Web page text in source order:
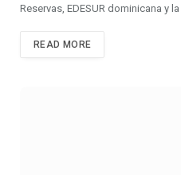
Reservas, EDESUR dominicana y
READ MORE